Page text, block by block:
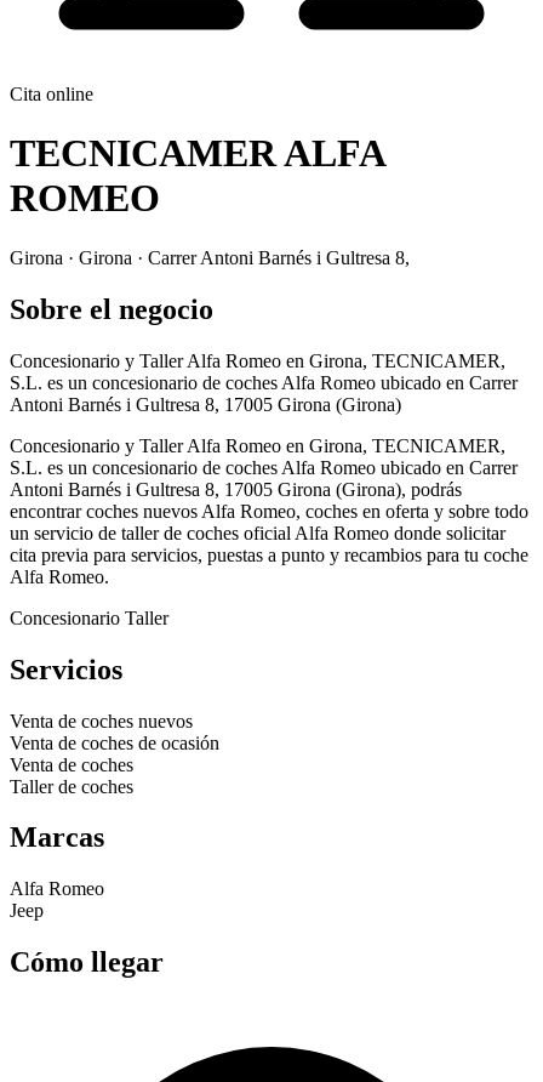
Cita online
TECNICAMER ALFA
ROMEO
Girona · Girona · Carrer Antoni Barnés i Gultresa 8,
Sobre el negocio
Concesionario y Taller Alfa Romeo en Girona, TECNICAMER,
S.L. es un concesionario de coches Alfa Romeo ubicado en Carrer
Antoni Barnés i Gultresa 8, 17005 Girona (Girona)
Concesionario y Taller Alfa Romeo en Girona, TECNICAMER,
S.L. es un concesionario de coches Alfa Romeo ubicado en Carrer
Antoni Barnés i Gultresa 8, 17005 Girona (Girona), podrás
encontrar coches nuevos Alfa Romeo, coches en oferta y sobre todo
un servicio de taller de coches oficial Alfa Romeo donde solicitar
cita previa para servicios, puestas a punto y recambios para tu coche
Alfa Romeo.
Concesionario Taller
Servicios
Venta de coches nuevos
Venta de coches de ocasión
Venta de coches
Taller de coches
Marcas
Alfa Romeo
Jeep
Cómo llegar